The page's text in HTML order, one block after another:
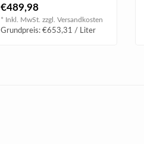
€489,98
* Inkl. MwSt. zzgl. Versandkosten
Grundpreis: €653,31 / Liter